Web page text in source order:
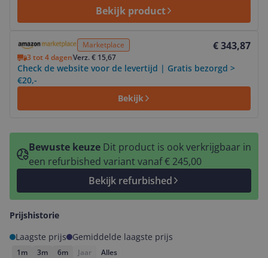
Bekijk product
Marketplace € 343,87
3 tot 4 dagenVerz. € 15,67
Check de website voor de levertijd | Gratis bezorgd >
€20,-
Bekijk
Bewuste keuze Dit product is ook verkrijgbaar in
een refurbished variant vanaf € 245,00
Bekijk refurbished
Prijshistorie
Laagste prijs
Gemiddelde laagste prijs
1m 3m 6m Jaar Alles